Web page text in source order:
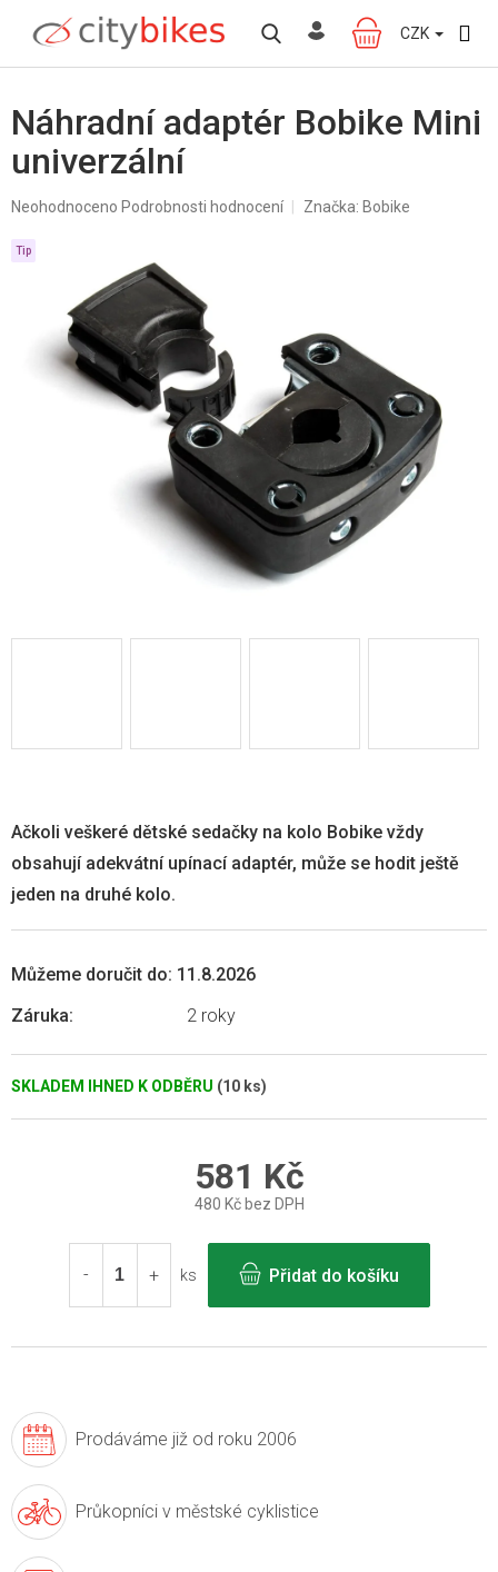
obsah
NÁKUPNÍ
KOŠÍK
CZK
Náhradní adaptér Bobike Mini
univerzální
Průměrné
produktu
hvězdiček.
Neohodnoceno Podrobnosti hodnocení Značka: Bobike
Tip
SKLADEM IHNED K ODBĚRU (10 ks)
Můžeme doručit do: 11.8.2026
Záruka: 2 roky
Ačkoli veškeré dětské sedačky na kolo Bobike vždy
obsahují adekvátní upínací adaptér, může se hodit ještě
jeden na druhé kolo.
581 Kč
480 Kč bez DPH
cena:
ks
Přidat do košíku
Prodáváme již od roku 2006
Průkopníci v městské cyklistice